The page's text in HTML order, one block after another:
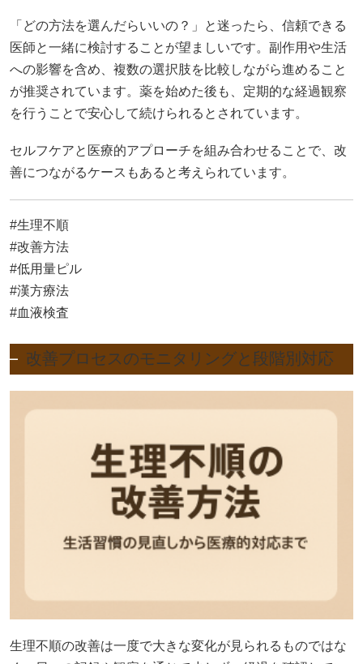
「どの方法を選んだらいいの？」と迷ったら、信頼できる
医師と一緒に検討することが望ましいです。副作用や生活
への影響を含め、複数の選択肢を比較しながら進めること
が推奨されています。薬を始めた後も、定期的な経過観察
を行うことで安心して続けられるとされています。
セルフケアと医療的アプローチを組み合わせることで、改
善につながるケースもあると考えられています。
#生理不順
#改善方法
#低用量ピル
#漢方療法
#血液検査
改善プロセスのモニタリングと段階別対応
生理不順の改善は一度で大きな変化が見られるものではな